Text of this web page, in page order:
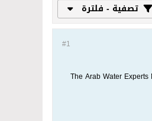
تصفية - فلترة
#1
The Arab Water